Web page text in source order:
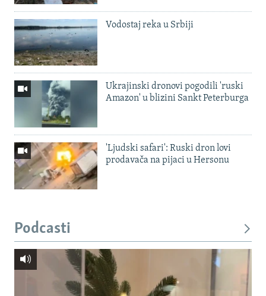
Vodostaj reka u Srbiji
Ukrajinski dronovi pogodili 'ruski
Amazon' u blizini Sankt Peterburga
'Ljudski safari': Ruski dron lovi
prodavača na pijaci u Hersonu
Podcasti